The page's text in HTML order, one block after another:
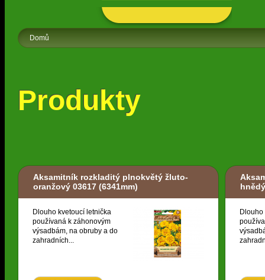
Domů
Produkty
Aksamitník rozkladitý plnokvětý žluto-
oranžový 03617 (6341mm)
Dlouho kvetoucí letnička
používaná k záhonovým
výsadbám, na obruby a do
zahradních...
hnědý